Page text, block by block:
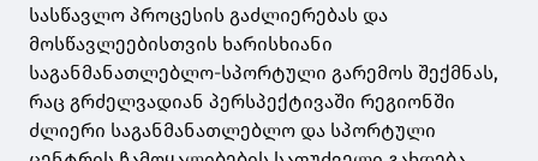
სასწავლო პროცესის გაძლიერებას და
მოსწავლეებისთვის ხარისხიანი
საგანმანათლებლო-სპორტული გარემოს შექმნას,
რაც გრძელვადიან პერსპექტივაში რეგიონში
ძლიერი საგანმანათლებლო და სპორტული